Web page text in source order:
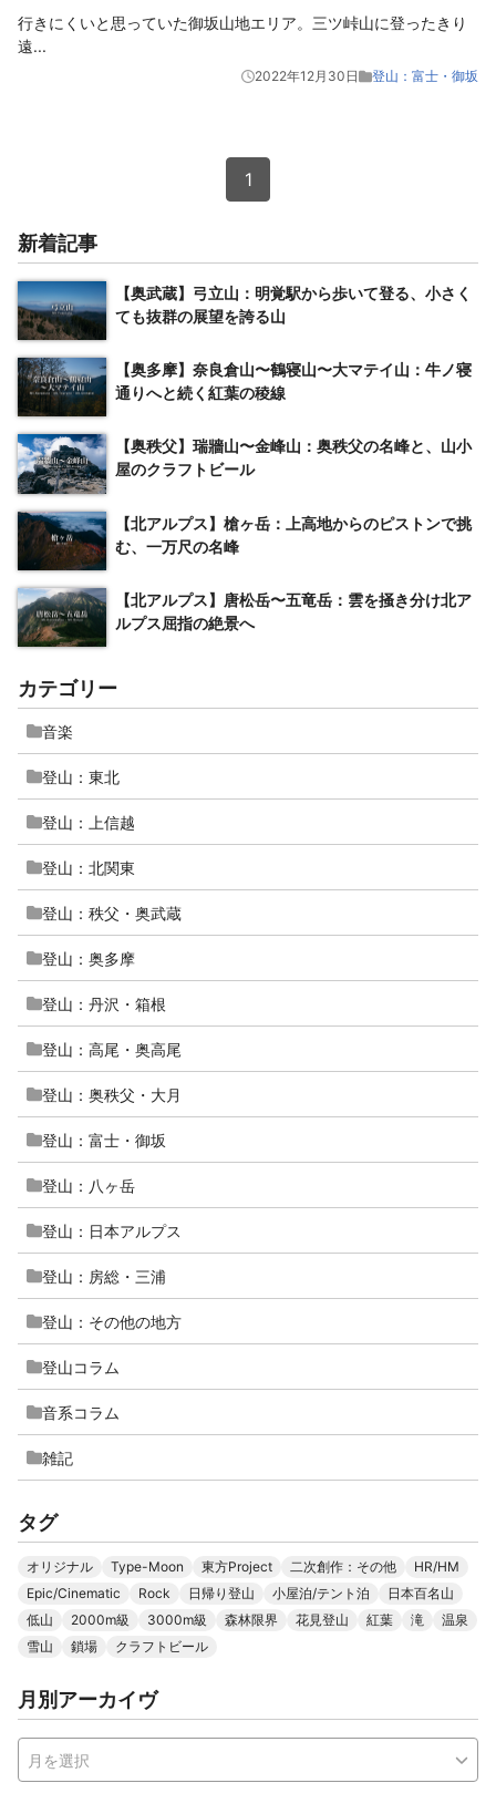
行きにくいと思っていた御坂山地エリア。三ツ峠山に登ったきり
遠...
2022年12月30日 登山：富士・御坂
1
新着記事
【奥武蔵】弓立山：明覚駅から歩いて登る、小さく
ても抜群の展望を誇る山
【奥多摩】奈良倉山〜鶴寝山〜大マテイ山：牛ノ寝
通りへと続く紅葉の稜線
【奥秩父】瑞牆山〜金峰山：奥秩父の名峰と、山小
屋のクラフトビール
【北アルプス】槍ヶ岳：上高地からのピストンで挑
む、一万尺の名峰
【北アルプス】唐松岳〜五竜岳：雲を掻き分け北ア
ルプス屈指の絶景へ
カテゴリー
音楽
登山：東北
登山：上信越
登山：北関東
登山：秩父・奥武蔵
登山：奥多摩
登山：丹沢・箱根
登山：高尾・奥高尾
登山：奥秩父・大月
登山：富士・御坂
登山：八ヶ岳
登山：日本アルプス
登山：房総・三浦
登山：その他の地方
登山コラム
音系コラム
雑記
タグ
オリジナル Type-Moon 東方Project 二次創作：その他
HR/HM
Epic/Cinematic
Rock 日帰り登山 小屋泊/テント泊
日本百名山
低山
2000m級 3000m級 森林限界 花見登山 紅葉 滝
温泉
雪山
鎖場 クラフトビール
月別アーカイヴ